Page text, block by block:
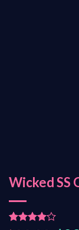
Wicked SS